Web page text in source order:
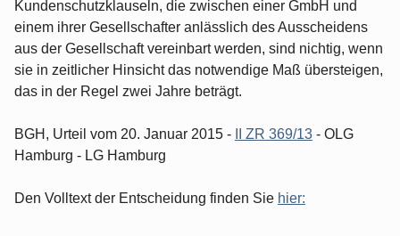
Kundenschutzklauseln, die zwischen einer GmbH und
einem ihrer Gesellschafter anlässlich des Ausscheidens
aus der Gesellschaft vereinbart werden, sind nichtig, wenn
sie in zeitlicher Hinsicht das notwendige Maß übersteigen,
das in der Regel zwei Jahre beträgt.
BGH, Urteil vom 20. Januar 2015 - II ZR 369/13 - OLG
Hamburg - LG Hamburg
Den Volltext der Entscheidung finden Sie hier: